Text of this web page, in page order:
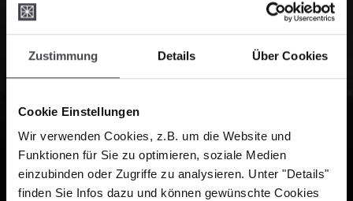
Zustimmung Details Über Cookies
Cookie Einstellungen
Wir verwenden Cookies, z.B. um die Website und
Funktionen für Sie zu optimieren, soziale Medien
einzubinden oder Zugriffe zu analysieren. Unter "Details"
finden Sie Infos dazu und können gewünschte Cookies